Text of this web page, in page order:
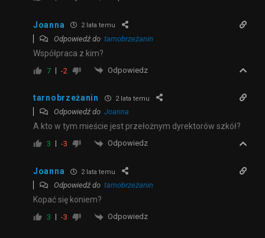
Joanna 2 lata temu
Odpowiedź do tarnobrzeżanin
Współpraca z kim?
7 -2 Odpowiedz
tarnobrzeżanin 2 lata temu
Odpowiedź do Joanna
A kto w tym mieście jest przełożnym dyrektorów szkół?
3 -3 Odpowiedz
Joanna 2 lata temu
Odpowiedź do tarnobrzeżanin
Kopać się koniem?
3 -3 Odpowiedz